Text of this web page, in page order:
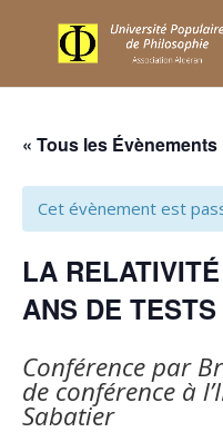
« Tous les Évènements
Cet évènement est
LA
ANS DE
Conférence par
de conférence à
Sabatier